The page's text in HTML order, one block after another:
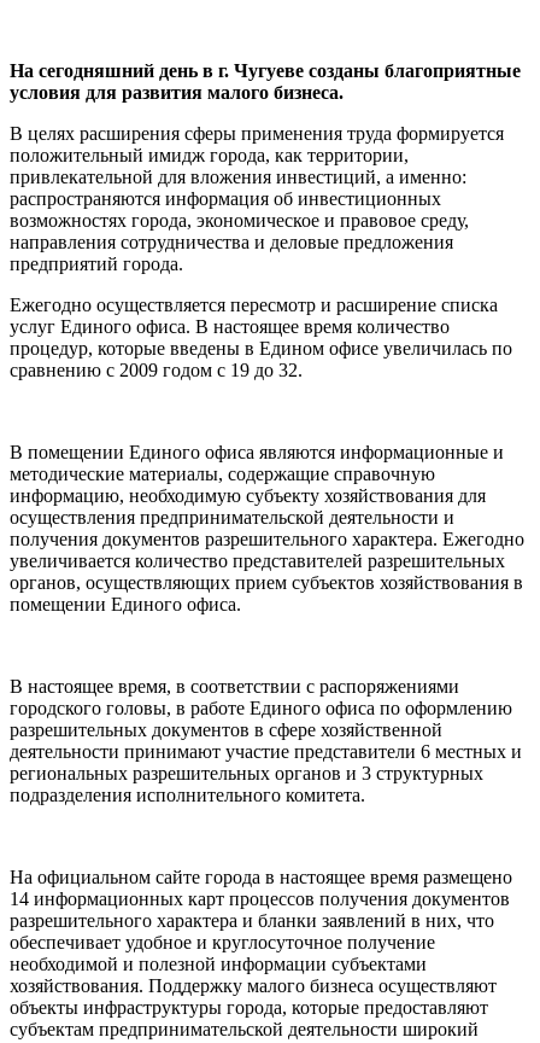
На сегодняшний день в г. Чугуеве созданы благоприятные
условия для развития малого бизнеса.
В целях расширения сферы применения труда формируется
положительный имидж города, как территории,
привлекательной для вложения инвестиций, а именно:
распространяются информация об инвестиционных
возможностях города, экономическое и правовое среду,
направления сотрудничества и деловые предложения
предприятий города.
Ежегодно осуществляется пересмотр и расширение списка
услуг Единого офиса. В настоящее время количество
процедур, которые введены в Едином офисе увеличилась по
сравнению с 2009 годом с 19 до 32.
В помещении Единого офиса являются информационные и
методические материалы, содержащие справочную
информацию, необходимую субъекту хозяйствования для
осуществления предпринимательской деятельности и
получения документов разрешительного характера. Ежегодно
увеличивается количество представителей разрешительных
органов, осуществляющих прием субъектов хозяйствования в
помещении Единого офиса.
В настоящее время, в соответствии с распоряжениями
городского головы, в работе Единого офиса по оформлению
разрешительных документов в сфере хозяйственной
деятельности принимают участие представители 6 местных и
региональных разрешительных органов и 3 структурных
подразделения исполнительного комитета.
На официальном сайте города в настоящее время размещено
14 информационных карт процессов получения документов
разрешительного характера и бланки заявлений в них, что
обеспечивает удобное и круглосуточное получение
необходимой и полезной информации субъектами
хозяйствования. Поддержку малого бизнеса осуществляют
объекты инфраструктуры города, которые предоставляют
субъектам предпринимательской деятельности широкий